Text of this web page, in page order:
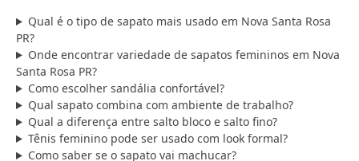
Qual é o tipo de sapato mais usado em Nova Santa Rosa
PR?
Onde encontrar variedade de sapatos femininos em Nova
Santa Rosa PR?
Como escolher sandália confortável?
Qual sapato combina com ambiente de trabalho?
Qual a diferença entre salto bloco e salto fino?
Tênis feminino pode ser usado com look formal?
Como saber se o sapato vai machucar?